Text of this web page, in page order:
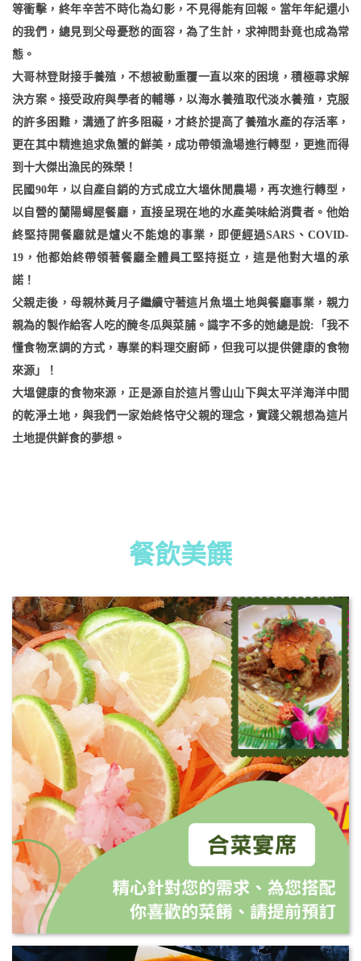
等衝擊，終年辛苦不時化為幻影，不見得能有回報。當年年紀還小
的我們，總見到父母憂愁的面容，為了生計，求神問卦竟也成為常
態。
大哥林登財接手養殖，不想被動重覆一直以來的困境，積極尋求解
決方案。接受政府與學者的輔導，以海水養殖取代淡水養殖，克服
的許多困難，溝通了許多阻礙，才終於提高了養殖水產的存活率，
更在其中精進追求魚蟹的鮮美，成功帶領漁場進行轉型，更進而得
到十大傑出漁民的殊榮！
民國90年，以自產自銷的方式成立大塭休閒農場，再次進行轉型，
以自營的蘭陽蟳屋餐廳，直接呈現在地的水產美味給消費者。他始
終堅持開餐廳就是爐火不能熄的事業，即便經過SARS、COVID-
19，他都始終帶領著餐廳全體員工堅持挺立，這是他對大塭的承
諾！
父親走後，母親林黃月子繼續守著這片魚塭土地與餐廳事業，親力
親為的製作給客人吃的醃冬瓜與菜脯。識字不多的她總是說:「我不
懂食物烹調的方式，專業的料理交廚師，但我可以提供健康的食物
來源」！
大塭健康的食物來源，正是源自於這片雪山山下與太平洋海洋中間
的乾淨土地，與我們一家始終恪守父親的理念，實踐父親想為這片
土地提供鮮食的夢想。
餐飲美饌